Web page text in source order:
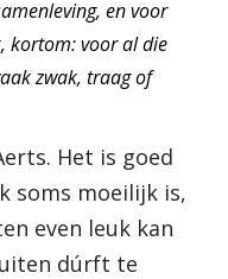
en voor
kortom: voor al die
zwak, traag of
Het is goed
soms moeilijk is,
even leuk kan
dúrft te